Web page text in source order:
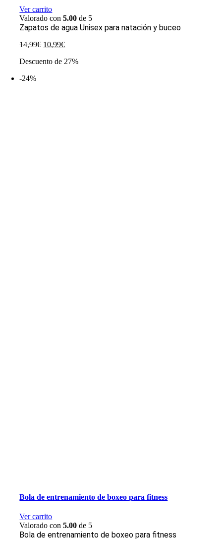
Ver carrito
Valorado con5.00 de 5
Zapatos de agua Unisex para natación y buceo
14,99€ El
original
10,99€El
actual
Descuento de 27%
-24%
Bola de entrenamiento de boxeo para fitness
Ver carrito
Valorado con5.00 de 5
Bola de entrenamiento de boxeo para fitness